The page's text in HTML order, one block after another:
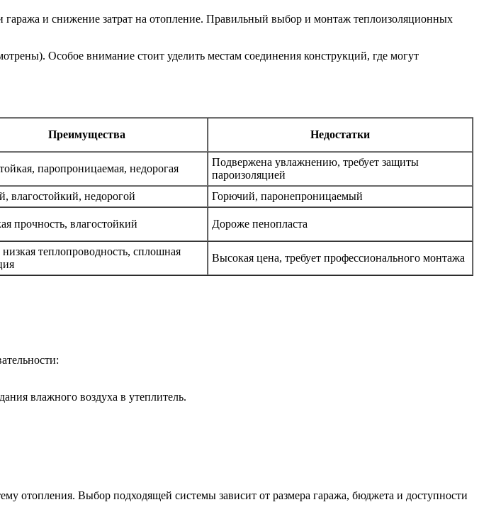
и снижение затрат на отопление. Правильный выбор и монтаж теплоизоляционных
Особое внимание стоит уделить местам соединения конструкций, где могут
Преимущества Недостатки
паропроницаемая, недорогая
Подвержена увлажнению, требует защиты
пароизоляцией
влагостойкий, недорогой
Горючий, паронепроницаемый
прочность, влагостойкий Дороже пенопласта
теплопроводность, сплошная
Высокая цена, требует профессионального монтажа
влажного воздуха в утеплитель.
отопления. Выбор подходящей системы зависит от размера гаража, бюджета и доступности